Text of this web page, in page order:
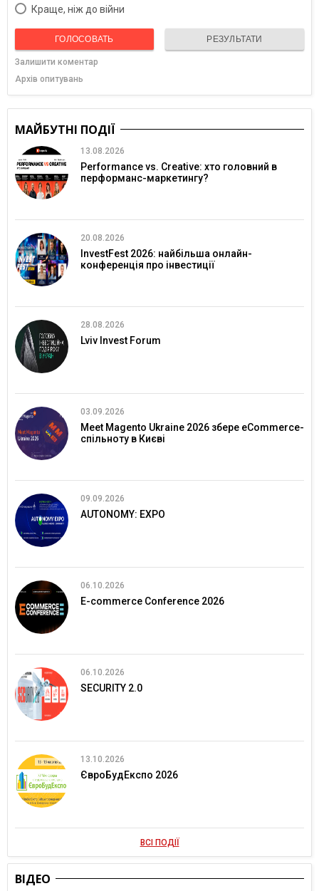
Краще, ніж до війни
ГОЛОСОВАТЬ РЕЗУЛЬТАТИ
Залишити коментар
Архів опитувань
МАЙБУТНІ ПОДІЇ
13.08.2026
Performance vs. Creative: хто головний в
перформанс-маркетингу?
20.08.2026
InvestFest 2026: найбільша онлайн-
конференція про інвестиції
28.08.2026
Lviv Invest Forum
03.09.2026
Meet Magento Ukraine 2026 збере eCommerce-
спільноту в Києві
09.09.2026
AUTONOMY: EXPO
06.10.2026
E-commerce Conference 2026
06.10.2026
SECURITY 2.0
13.10.2026
ЄвроБудЕкспо 2026
ВСІ ПОДІЇ
ВІДЕО